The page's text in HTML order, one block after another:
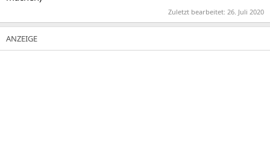
Zuletzt bearbeitet: 26. Juli 2020